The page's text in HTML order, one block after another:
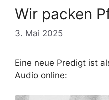
Wir packen
3. Mai 2025
Eine neue Predigt ist
Audio online: